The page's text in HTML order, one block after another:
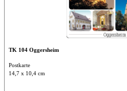
TK 104 Oggersheim
Postkarte
14,7 x 10,4 cm